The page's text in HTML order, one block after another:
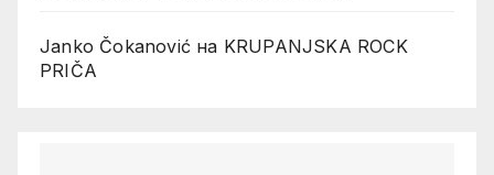
Janko Čokanović на KRUPANJSKA ROCK
PRIČA